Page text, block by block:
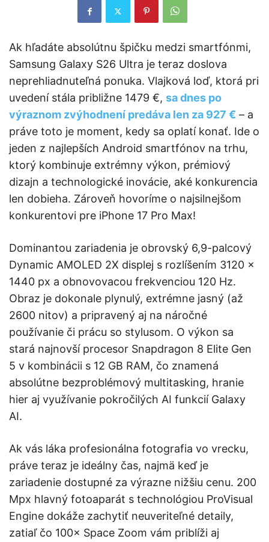
Ak hľadáte absolútnu špičku medzi smartfónmi,
Samsung Galaxy S26 Ultra je teraz doslova
neprehliadnuteľná ponuka. Vlajková loď, ktorá pri
uvedení stála približne 1479 €, sa dnes po
výraznom zvýhodnení predáva len za 927 € – a
práve toto je moment, kedy sa oplatí konať. Ide o
jeden z najlepších Android smartfónov na trhu,
ktorý kombinuje extrémny výkon, prémiový
dizajn a technologické inovácie, aké konkurencia
len dobieha. Zároveň hovoríme o najsilnejšom
konkurentovi pre iPhone 17 Pro Max!
Dominantou zariadenia je obrovský 6,9-palcový
Dynamic AMOLED 2X displej s rozlíšením 3120 ×
1440 px a obnovovacou frekvenciou 120 Hz.
Obraz je dokonale plynulý, extrémne jasný (až
2600 nitov) a pripravený aj na náročné
používanie či prácu so stylusom. O výkon sa
stará najnovší procesor Snapdragon 8 Elite Gen
5 v kombinácii s 12 GB RAM, čo znamená
absolútne bezproblémový multitasking, hranie
hier aj využívanie pokročilých AI funkcií Galaxy
AI.
Ak vás láka profesionálna fotografia vo vrecku,
práve teraz je ideálny čas, najmä keď je
zariadenie dostupné za výrazne nižšiu cenu. 200
Mpx hlavný fotoaparát s technológiou ProVisual
Engine dokáže zachytiť neuveriteľné detaily,
zatiaľ čo 100× Space Zoom vám priblíži aj